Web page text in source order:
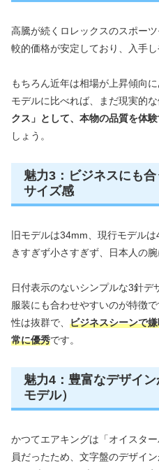
高騰が続くロレックスのスポー
較的価格が安定しており、入手し
もちろん近年は相場が上昇傾向
モデルに比べれば、まだ現実的な
クス」として、本物の品質を体
しょう。
魅力3：ビジネスにも
サイズ感
旧モデルは34mm、現行モデル
きすぎず小さすぎず、日本人の
日付表示のないシンプルな3針デ
服装にも合わせやすいのが特徴
性は抜群で、 ビジネスシーンで
常に優秀です。
魅力4：豊富なデザイ
モデル）
かつてエアキングは「オイスタ
員だったため、文字盤のデザイ